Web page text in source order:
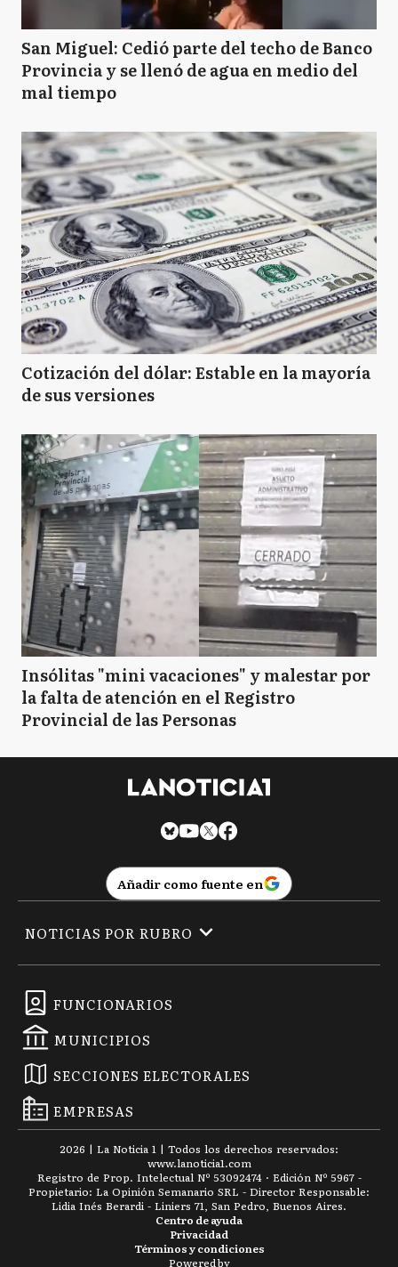
San Miguel: Cedió parte del techo de Banco
Provincia y se llenó de agua en medio del
mal tiempo
Cotización del dólar: Estable en la mayoría
de sus versiones
Insólitas "mini vacaciones" y malestar por
la falta de atención en el Registro
Provincial de las Personas
Añadir como fuente en
FUNCIONARIOS
MUNICIPIOS
SECCIONES ELECTORALES
EMPRESAS
NOTICIAS POR RUBRO
2026 | La Noticia 1 | Todos los derechos reservados:
www.lanoticia1.com
Registro de Prop. Intelectual Nº 53092474 · Edición Nº 5967 -
Propietario: La Opinión Semanario SRL - Director Responsable:
Lidia Inés Berardi - Liniers 71, San Pedro, Buenos Aires.
Términos y condiciones
Privacidad
Centro de ayuda
Powered by